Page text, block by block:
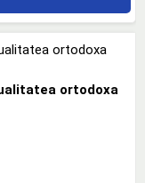
ortodoxa